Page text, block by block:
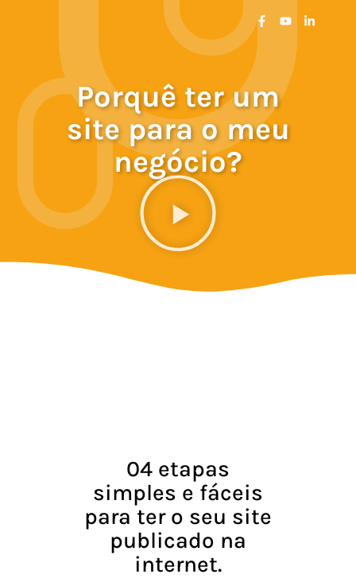
Porquê ter um
site para o meu
negócio?
04 etapas
simples e fáceis
para ter o seu site
publicado na
internet.